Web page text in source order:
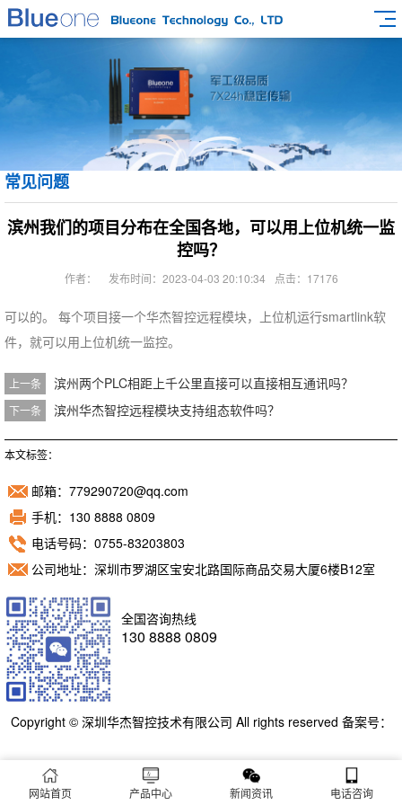
常见问题
滨州我们的项目分布在全国各地，可以用上位机统一监
控吗？
作者： 发布时间：2023-04-03 20:10:34 点击：17176
可以的。 每个项目接一个华杰智控远程模块，上位机运行smartlink软
件，就可以用上位机统一监控。
上一条 滨州两个PLC相距上千公里直接可以直接相互通讯吗？
下一条 滨州华杰智控远程模块支持组态软件吗？
本文标签：
邮箱：779290720@qq.com
手机：130 8888 0809
电话号码：0755-83203803
公司地址：深圳市罗湖区宝安北路国际商品交易大厦6楼B12室
全国咨询热线
130 8888 0809
Copyright © 深圳华杰智控技术有限公司 All rights reserved 备案号：
网站首页 产品中心 新闻资讯 电话咨询